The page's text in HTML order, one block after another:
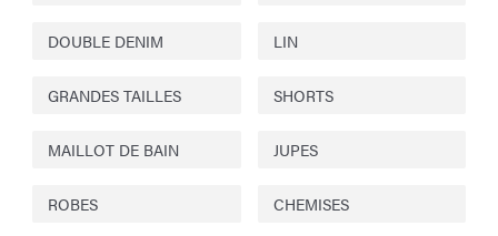
DOUBLE DENIM LIN
GRANDES TAILLES SHORTS
MAILLOT DE BAIN JUPES
ROBES CHEMISES